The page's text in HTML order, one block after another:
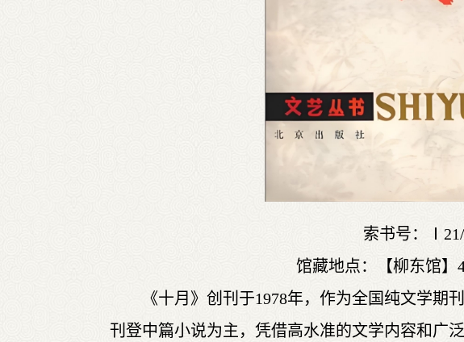
索书号：
馆藏地点：【柳东馆】
《十月》创刊于1978年，作为全国纯文学期
刊登中篇小说为主，凭借高水准的文学内容和广